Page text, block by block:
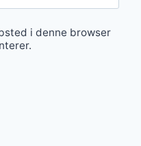
i denne browser